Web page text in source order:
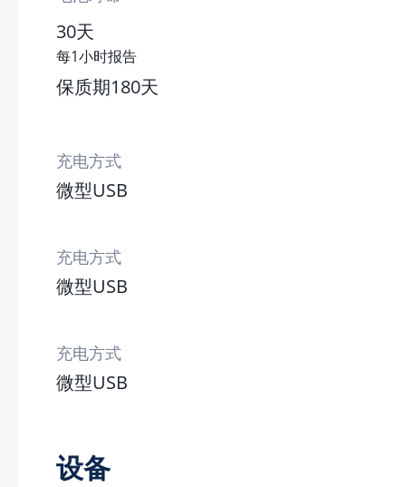
30天
每1小时报告
保质期180天
充电方式
微型USB
充电方式
微型USB
充电方式
微型USB
设备